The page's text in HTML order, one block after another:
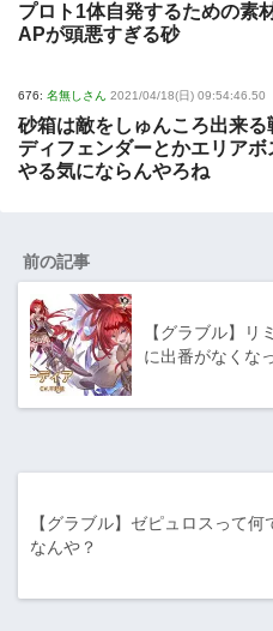
プロト1体自発するための素
APが頭悪すぎる砂
676: 名無しさん 2021/04/18(日) 09:54:46.50
砂箱は敵をしゅんころ出来
ディフェンダーとかエリア
やる気にならんやろね
前の記事
【グラブル】リ
に出番がなくな
【グラブル】ゼピュロスって
なんや？